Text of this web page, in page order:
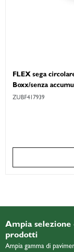
FLEX sega
Boxx/senza
ZUBF417939
Ampia selezione
prodotti
Ampia gamma di